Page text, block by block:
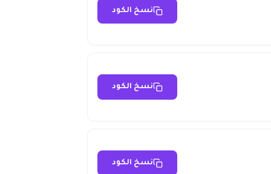
نسخ الكود
نسخ الكود
نسخ الكود